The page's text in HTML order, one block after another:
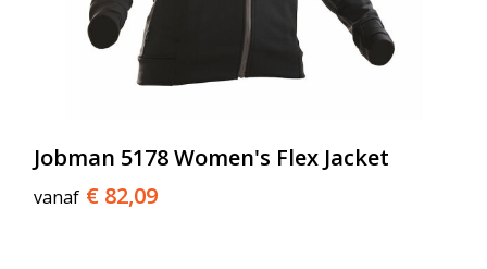
Jobman 5178 Women's Flex Jacket
vanaf € 82,09